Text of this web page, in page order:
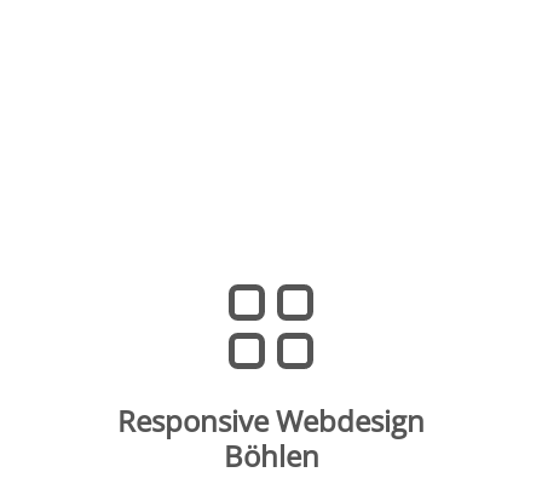
Responsive Webdesign
Böhlen